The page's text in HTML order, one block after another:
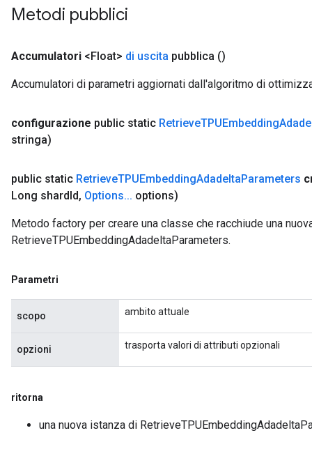
Metodi pubblici
Accumulatori <Float> di uscita pubblica ()
Accumulatori di parametri aggiornati dall'algoritmo di
configurazione public static RetrieveTPUEmbedding
stringa)
public static RetrieveTPUEmbeddingAdadeltaParameters
Long shardId, Options... options)
Metodo factory per creare una classe che racchiude una
RetrieveTPUEmbeddingAdadeltaParameters.
Parametri
scopo ambito attuale
opzioni trasporta valori di attributi opzionali
ritorna
una nuova istanza di